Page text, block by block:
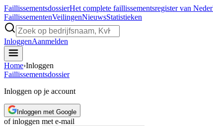
FaillissementsdossierHet complete faillissementsregister van
FaillissementenVeilingenNieuwsStatistieken
InloggenAanmelden
Home›Inloggen
Faillissementsdossier
Inloggen op je account
Inloggen met Google
of inloggen met e-mail